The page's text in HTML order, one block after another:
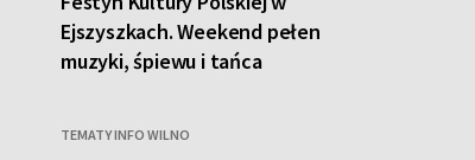
Ejszyszkach. Weekend pełen
muzyki, śpiewu i tańca
TEMATY INFO WILNO